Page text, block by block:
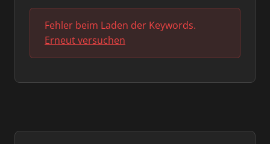
Fehler beim Laden der Keywords.
Erneut versuchen